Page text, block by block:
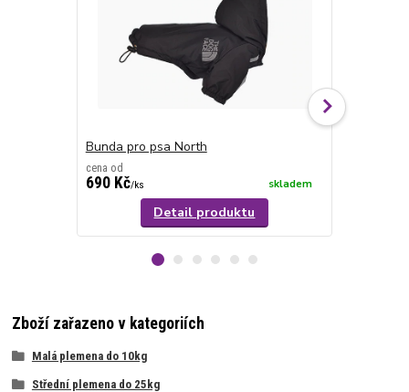
Bunda pro psa North
cena od
690 Kč/ks skladem
Detail produktu
Zboží zařazeno v kategoriích
Malá plemena do 10kg
Střední plemena do 25kg